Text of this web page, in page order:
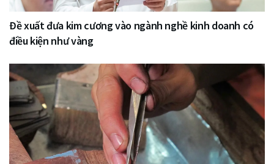
Đề xuất đưa kim cương vào ngành nghề kinh doanh có
điều kiện như vàng